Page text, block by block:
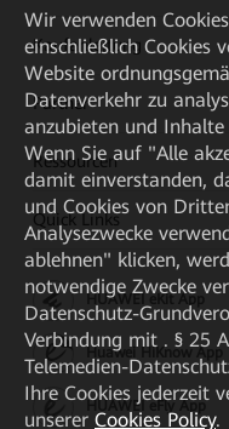
Kaufanleitung
Partner
Ressourcen
Quick Links
HUAWEI eKit App
Huawei HiKnow App
HUAWEI eFly App
Wir verwenden
einschließlich Cookies
Website
Datenverkehr zu
anzubieten und Inhalte
Wenn Sie auf "Alle
damit einverstanden,
und Cookies von
Analysezwecke
ablehnen" klicken,
notwendige Zwecke
Datenschutz-
Verbindung mit . § 25
Telemedien-
Ihre Cookies jederzeit
unserer Cookies Policy.